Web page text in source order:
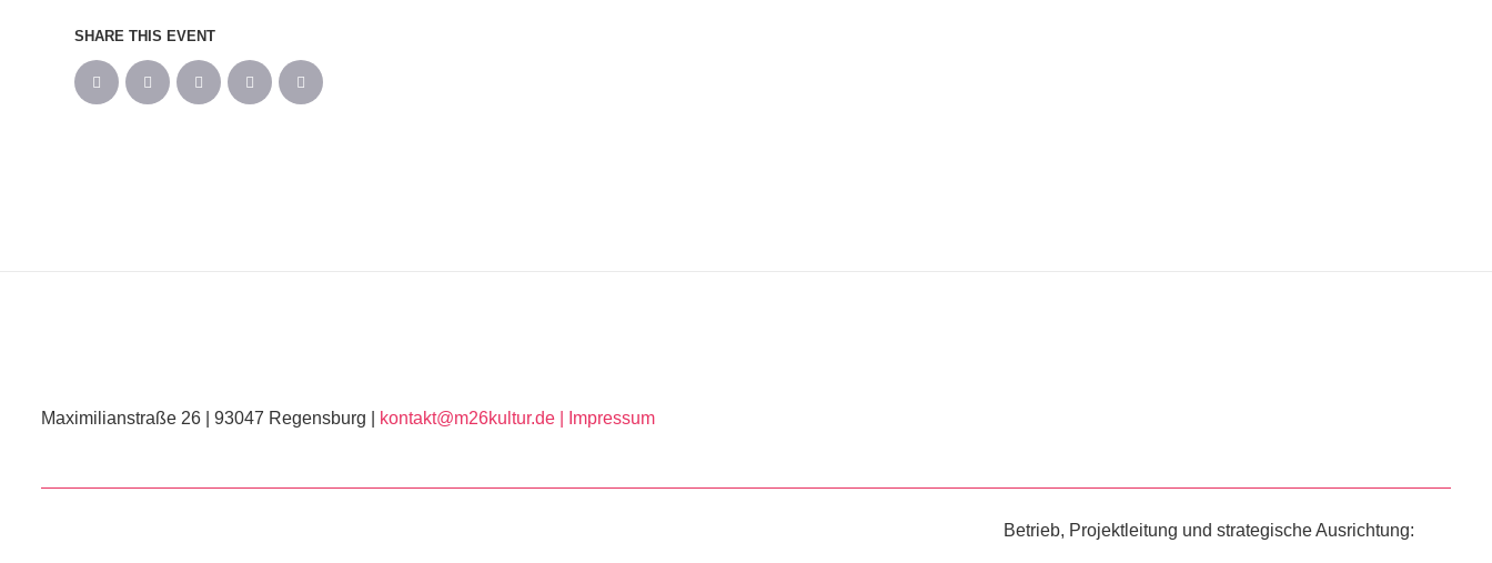
SHARE THIS EVENT
Maximilianstraße 26 | 93047 Regensburg | kontakt@m26kultur.de | Impressum
Betrieb, Projektleitung und strategische Ausrichtung: